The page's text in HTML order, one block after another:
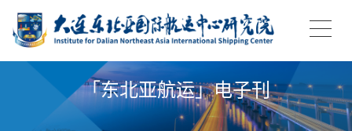
「东北亚航运」电子刊